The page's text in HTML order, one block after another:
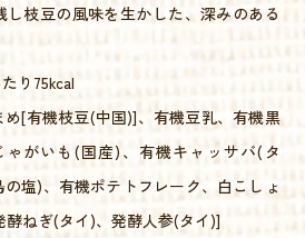
枝豆の風味を生かした、深みのある
り75kcal
[有機枝豆(中国)]、有機豆乳、有機黒
がいも(国産)、有機キャッサバ(タ
塩)、有機ポテトフレーク、白こしょ
酵ねぎ(タイ)、発酵人参(タイ)]